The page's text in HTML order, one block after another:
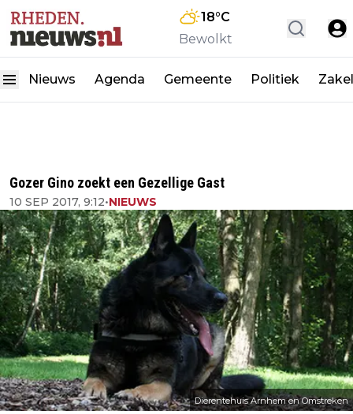
18°C
Bewolkt
Nieuws Agenda Gemeente Politiek
Gozer Gino zoekt een Gezellige Gast
10 SEP 2017, 9:12•NIEUWS
Dierentehuis Arnhem en Omstreken